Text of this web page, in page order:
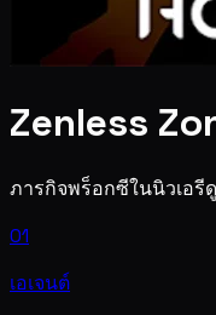
Zenless
ภารกิจพร็อกซีในนิวเอรีดู
01
เอเจนต์